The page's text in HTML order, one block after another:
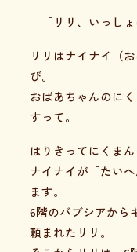
「リリ、いっし
リリはナイナイ（
び。
おばあちゃんのに
すって。
はりきってにくま
ナイナイが「たい
ます。
6階のバブシアから
頼まれたリリ。